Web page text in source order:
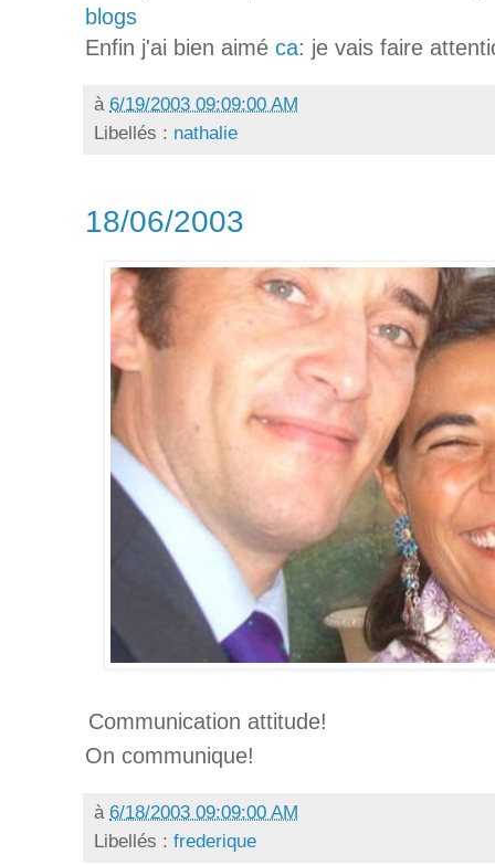
blogs
Enfin j'ai bien aimé ca: je vais faire
à 6/19/2003 09:09:00 AM
Libellés : nathalie
18/06/2003
Communication attitude!
On communique!
à 6/18/2003 09:09:00 AM
Libellés : frederique